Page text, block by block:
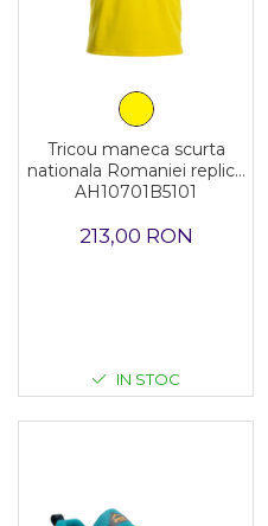
Tricou maneca scurta
nationala Romaniei replica
AH10701B5101
213,00 RON
IN STOC